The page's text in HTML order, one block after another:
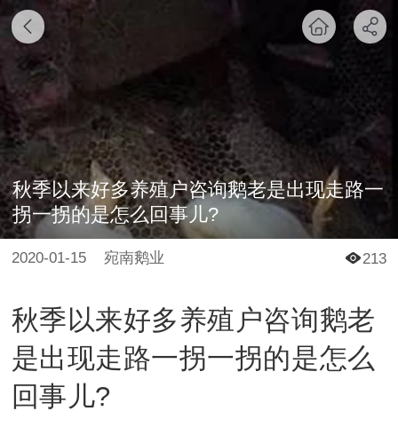
秋季以来好多养殖户咨询鹅老是出现走路一
拐一拐的是怎么回事儿?
2020-01-15 宛南鹅业 213
秋季以来好多养殖户咨询鹅老
是出现走路一拐一拐的是怎么
回事儿?